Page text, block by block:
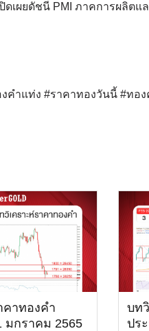
เผยดัชนี PMI ภาคการผลิตแ
คำแท่ง #ราคาทองวันนี้ #ทอ
คาทองคำ
มกราคม 2565
บท
ปร